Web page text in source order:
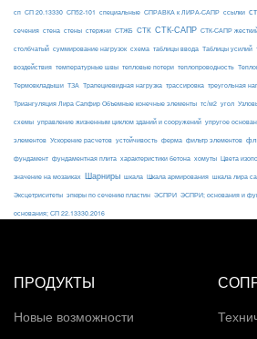
сп СП 20.13330 СП52-101 специальные СПРАВКА к ЛИРА-САПР ссылки
сечения стена стены стержни СТЖБ СТК СТК-САПР СТК-САПР
столбчатый суммирование нагрузок схема таблицы ввода Таблицы усилий
воздействия температурные швы тепловые потери теплопроводность
Термовкладыши ТЗА Трапециевидная нагрузка трассировка треугольная
Триангуляция Лира Сапфир Объемные конечные элементы тс/м2 угол
схемы управление жизненным циклом зданий и сооружений упругое
элементов Ускорение расчетов устойчивость ферма фильтр элементов
фундамент фундаментная плита характеристики бетона хомуты Цвета
значение на мозаиках Шарниры шкала Шкала армирования шкала лира
Эксцетриситеты эпюры по сечению пластин ЭСПРИ ЭСПРИ; основания и
основания; СП 22.13330.2016
ПРОДУКТЫ
Новые возможности